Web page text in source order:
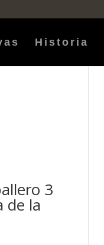
Historia
3
de la